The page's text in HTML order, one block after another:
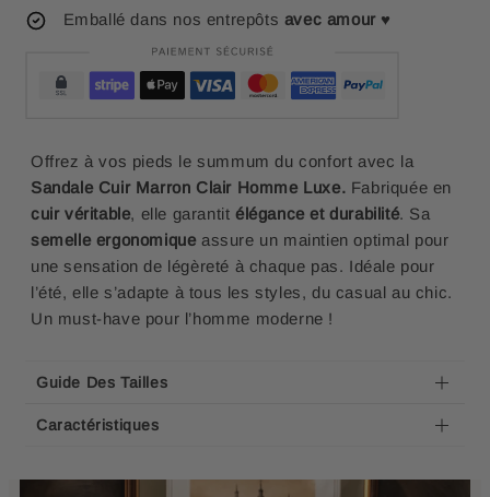
Emballé dans nos entrepôts avec amour ♥
Offrez à vos pieds le summum du confort avec la
Sandale Cuir Marron Clair Homme Luxe. Fabriquée en
cuir véritable, elle garantitélégance et durabilité. Sa
semelle ergonomique assure un maintien optimal pour
une sensation de légèreté à chaque pas. Idéale pour
l’été, elle s’adapte à tous les styles, du casual au chic.
Un must-have pour l’homme moderne !
Guide Des Tailles
Caractéristiques